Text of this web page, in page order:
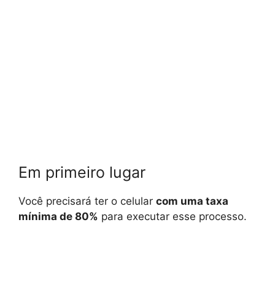
Em primeiro lugar
Você precisará ter o celular com uma taxa
mínima de 80% para executar esse processo.